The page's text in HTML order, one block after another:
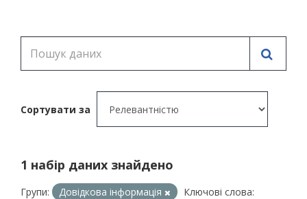
Сортувати за
1 набір даних знайдено
Групи: Довідкова інформація
Ключові слова: